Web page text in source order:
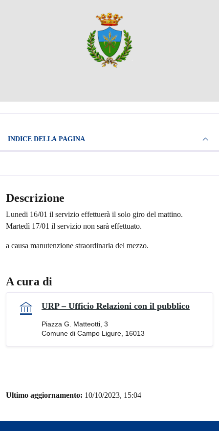
INDICE DELLA PAGINA
Descrizione
Lunedi 16/01 il servizio effettuerà il solo giro del mattino.
Martedì 17/01 il servizio non sarà effettuato.
a causa manutenzione straordinaria del mezzo.
A cura di
URP – Ufficio Relazioni con il pubblico
Piazza G. Matteotti, 3
Comune di Campo Ligure, 16013
Ultimo aggiornamento: 10/10/2023, 15:04